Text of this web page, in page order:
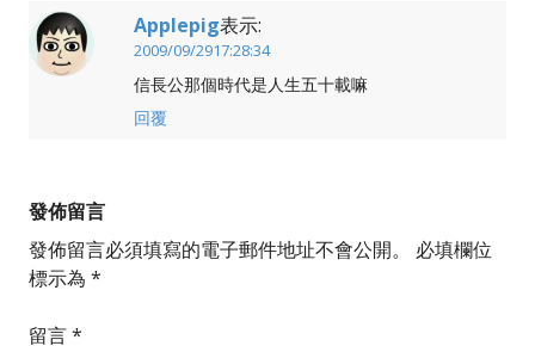
Applepig表示:
2009/09/2917:28:34
信長公那個時代是人生五十載嘛
回覆
發佈留言
發佈留言必須填寫的電子郵件地址不會公開。
必填欄位
標示為 *
留言*